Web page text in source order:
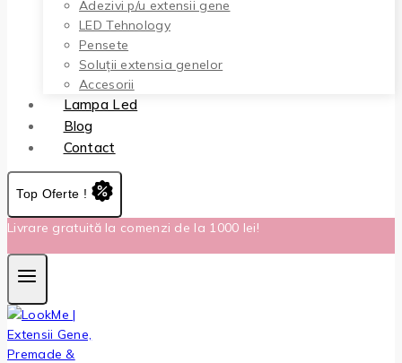
Adezivi p/u extensii gene
LED Tehnology
Pensete
Soluții extensia genelor
Accesorii
Lampa Led
Blog
Contact
Top Oferte !
Livrare gratuită la comenzi de la 1000 lei!